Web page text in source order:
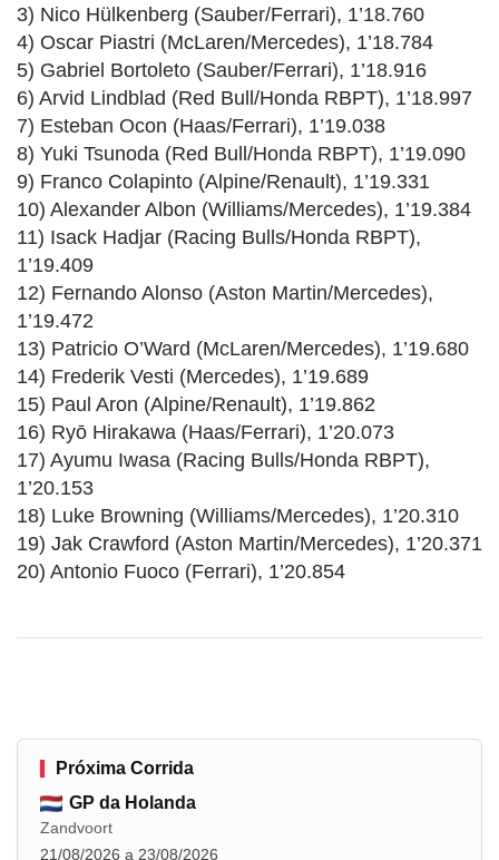
3) Nico Hülkenberg (Sauber/Ferrari), 1’18.760
4) Oscar Piastri (McLaren/Mercedes), 1’18.784
5) Gabriel Bortoleto (Sauber/Ferrari), 1’18.916
6) Arvid Lindblad (Red Bull/Honda RBPT), 1’18.997
7) Esteban Ocon (Haas/Ferrari), 1’19.038
8) Yuki Tsunoda (Red Bull/Honda RBPT), 1’19.090
9) Franco Colapinto (Alpine/Renault), 1’19.331
10) Alexander Albon (Williams/Mercedes), 1’19.384
11) Isack Hadjar (Racing Bulls/Honda RBPT),
1’19.409
12) Fernando Alonso (Aston Martin/Mercedes),
1’19.472
13) Patricio O’Ward (McLaren/Mercedes), 1’19.680
14) Frederik Vesti (Mercedes), 1’19.689
15) Paul Aron (Alpine/Renault), 1’19.862
16) Ryō Hirakawa (Haas/Ferrari), 1’20.073
17) Ayumu Iwasa (Racing Bulls/Honda RBPT),
1’20.153
18) Luke Browning (Williams/Mercedes), 1’20.310
19) Jak Crawford (Aston Martin/Mercedes), 1’20.371
20) Antonio Fuoco (Ferrari), 1’20.854
Próxima Corrida
GP da Holanda
Zandvoort
21/08/2026 a 23/08/2026